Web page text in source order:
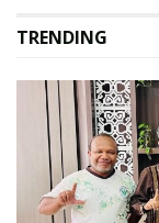
TRENDING